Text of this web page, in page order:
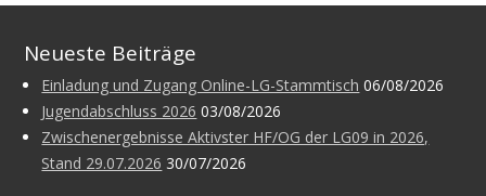
Neueste Beiträge
Einladung und Zugang Online-LG-Stammtisch 06/08/2026
Jugendabschluss 2026 03/08/2026
Zwischenergebnisse Aktivster HF/OG der LG09 in 2026,
Stand 29.07.2026 30/07/2026